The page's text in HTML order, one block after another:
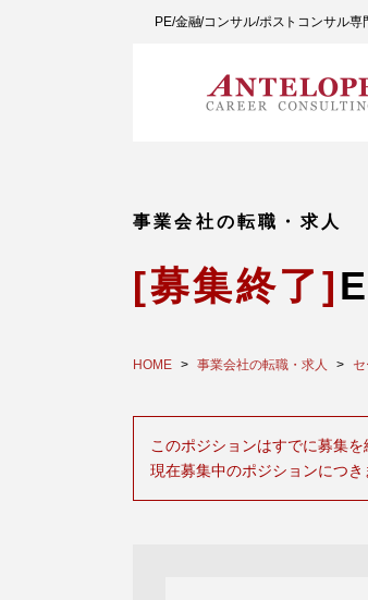
PE/金融/コンサル/ポストコンサル
事業会社の転職・求人
[募集終了]
HOME 事業会社の転職・求人 セ
このポジションはすでに募集を
現在募集中のポジションにつ